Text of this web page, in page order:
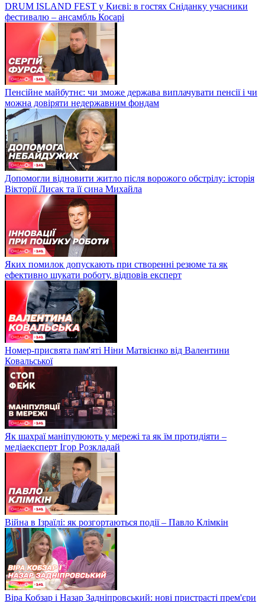
DRUM ISLAND FEST у Києві: в гостях Сніданку учасники
фестивалю – ансамбль Косарі
Пенсійне майбутнє: чи зможе держава виплачувати пенсії і чи
можна довіряти недержавним фондам
Допомогли відновити житло після ворожого обстрілу: історія
Вікторії Лисак та її сина Михайла
Яких помилок допускають при створенні резюме та як
ефективно шукати роботу, відповів експерт
Номер-присвята пам'яті Ніни Матвієнко від Валентини
Ковальської
Як шахраї маніпулюють у мережі та як їм протидіяти –
медіаексперт Ігор Розкладай
Війна в Ізраїлі: як розгортаються події – Павло Клімкін
Віра Кобзар і Назар Задніпровський: нові пристрасті прем'єри